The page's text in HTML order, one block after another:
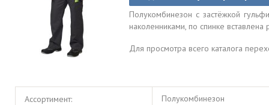
Полукомбинезон с застёжкой
наколенниками, по спинке
Для просмотра всего каталога
Ассортимент: Полукомбинезон